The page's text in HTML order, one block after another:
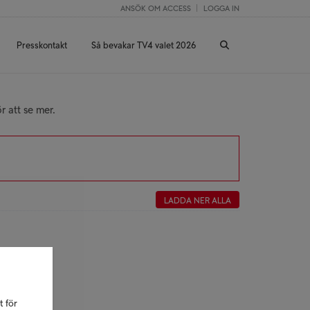
för
ANSÖK OM ACCESS LOGGA IN
Presskontakt Så bevakar TV4 valet 2026
att se mer.
LADDA NER ALLA